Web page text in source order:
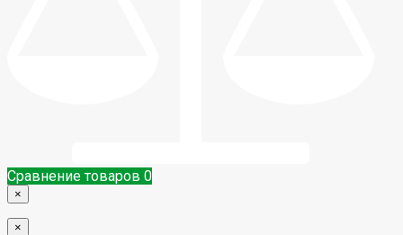
Сравнение товаров 0
×
×